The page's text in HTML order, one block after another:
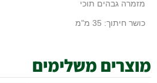
מזמרה גבהים תוכי
כושר חיתוך: 35 מ"מ
מוצרים משלימים